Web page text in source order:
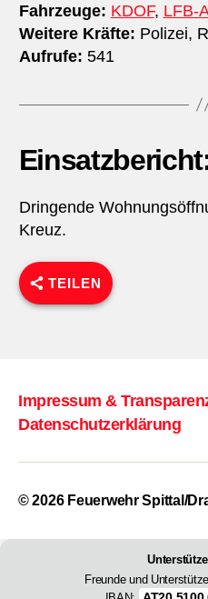
Fahrzeuge: KDOF, LFB-
Weitere Kräfte: Polizei,
Aufrufe: 541
Dringende
Kreuz.
TEILEN
Impressum &
Datenschutzerklärung
© 2026 Feuerwehr Spittal/
Freunde und